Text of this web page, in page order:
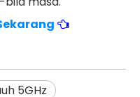
5GHz